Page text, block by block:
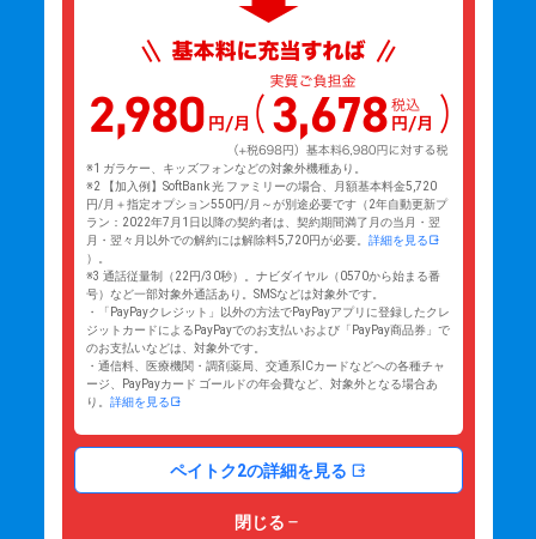
※1 ガラケー、キッズフォンなどの対象外機種あり。
※2 【加入例】SoftBank 光 ファミリーの場合、月額基本料金5,720
円/月＋指定オプション550円/月～が別途必要です（2年自動更新プ
ラン：2022年7月1日以降の契約者は、契約期間満了月の当月・翌
月・翌々月以外での解約には解除料5,720円が必要。 詳細を見る
）。
※3 通話従量制（22円/30秒）。ナビダイヤル（0570から始まる番
号）など一部対象外通話あり。SMSなどは対象外です。
・「PayPayクレジット」以外の方法でPayPayアプリに登録したクレ
ジットカードによるPayPayでのお支払いおよび「PayPay商品券」で
のお支払いなどは、対象外です。
・通信料、医療機関・調剤薬局、交通系ICカードなどへの各種チャ
ージ、PayPayカード ゴールドの年会費など、対象外となる場合あ
り。 詳細を見る
ペイトク2の詳細を見る
閉じる